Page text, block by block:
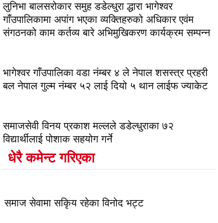
लुनिभा बालसरोकार समुह डडेल्धुरा द्धारा भागेश्वर
गाँउपालिकामा अपांग भएका व्यक्तिहरुको अधिकार एवंम
संगठनको काम कर्तव्य बारे अभिमुखिकरण कार्यक्रम सम्पन्न
भागेश्वर गाँउपालिका वडा नंम्बर ४ ले नेपाल शसस्त्र प्रहरी
बल नेपाल गुल्म नंम्बर ५२ लाई दियो ५ थान लाईफ ज्याकेट
समाजसेवी विनय प्रकाश मल्लले डडेल्धुराका ७२
विद्यार्थीलाई पोशाक सहयोग गर्ने
धेरै कमेन्ट गरिएका
समाज सेवामा सकिृय रहेका विनोद भट्ट